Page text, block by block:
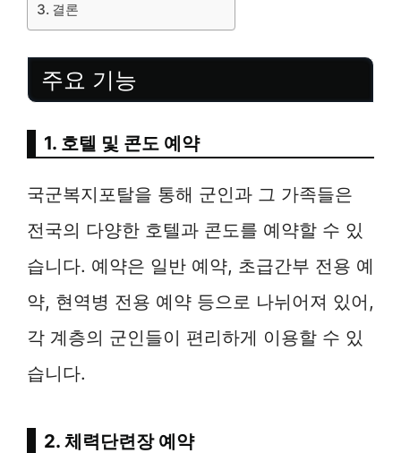
결론
주요 기능
1. 호텔 및 콘도 예약
국군복지포탈을 통해 군인과 그 가족들은
전국의 다양한 호텔과 콘도를 예약할 수 있
습니다. 예약은 일반 예약, 초급간부 전용 예
약, 현역병 전용 예약 등으로 나뉘어져 있어,
각 계층의 군인들이 편리하게 이용할 수 있
습니다.
2. 체력단련장 예약